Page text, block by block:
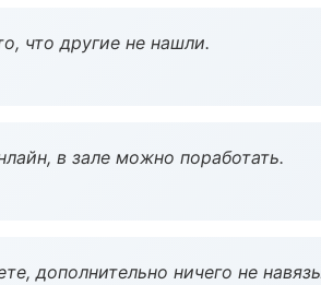
что другие не нашли.
в зале можно поработать.
дополнительно ничего не